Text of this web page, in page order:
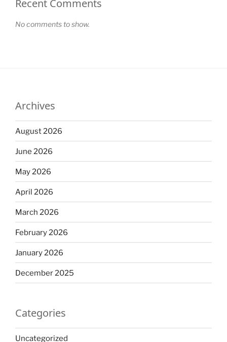
Recent Comments
No comments to show.
Archives
August 2026
June 2026
May 2026
April 2026
March 2026
February 2026
January 2026
December 2025
Categories
Uncategorized